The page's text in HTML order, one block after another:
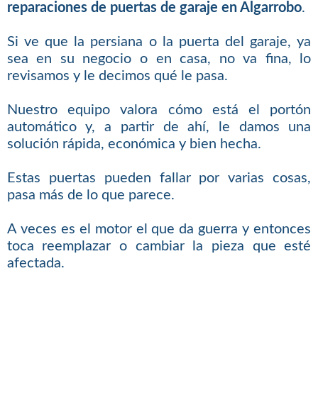
reparaciones de puertas de garaje en Algarrobo.
Si ve que la persiana o la puerta del garaje, ya
sea en su negocio o en casa, no va fina, lo
revisamos y le decimos qué le pasa.
Nuestro equipo valora cómo está el portón
automático y, a partir de ahí, le damos una
solución rápida, económica y bien hecha.
Estas puertas pueden fallar por varias cosas,
pasa más de lo que parece.
A veces es el motor el que da guerra y entonces
toca reemplazar o cambiar la pieza que esté
afectada.